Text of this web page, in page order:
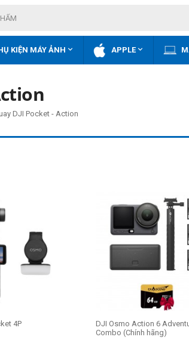
KIỆN MÁY ẢNH  APPLE
DJI Pocket - Action
4P
DJI Osmo Action 6
Combo (Chính hãng)